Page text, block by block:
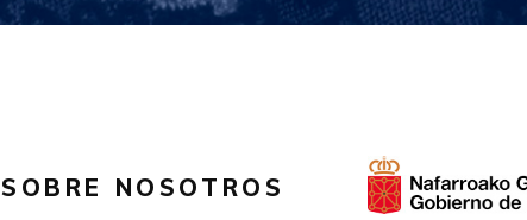
SOBRE NOSOTROS